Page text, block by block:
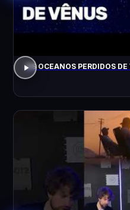
OS OCEANOS PERDIDOS DE